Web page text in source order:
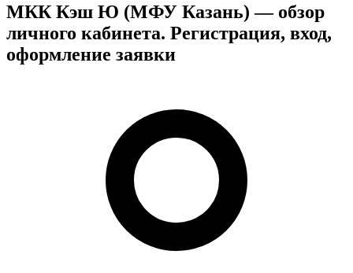
МКК Кэш Ю (МФУ Казань) — обзор
личного кабинета. Регистрация, вход,
оформление заявки